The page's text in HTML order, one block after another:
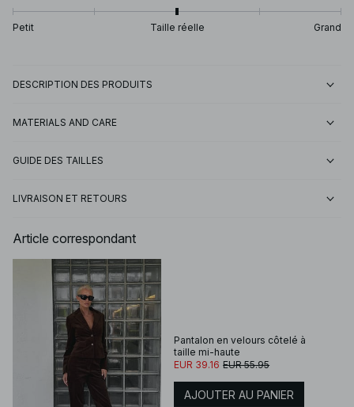
Petit Taille réelle Grand
DESCRIPTION DES PRODUITS
MATERIALS AND CARE
GUIDE DES TAILLES
LIVRAISON ET RETOURS
Article correspondant
Pantalon en velours côtelé à
taille mi-haute
EUR 39.16 EUR 55.95
AJOUTER AU PANIER